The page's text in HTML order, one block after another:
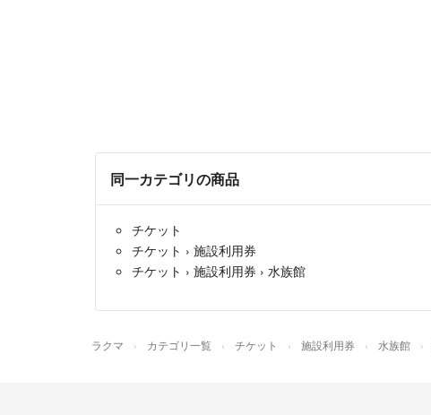
同一カテゴリの商品
チケット
チケット › 施設利用券
チケット › 施設利用券 › 水族館
ラクマ カテゴリ一覧 チケット 施設利用券 水族館